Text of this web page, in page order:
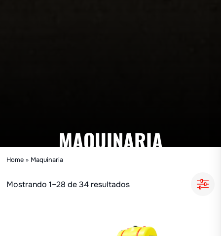
MAQUINARIA
Home » Maquinaria
Mostrando 1–28 de 34 resultados